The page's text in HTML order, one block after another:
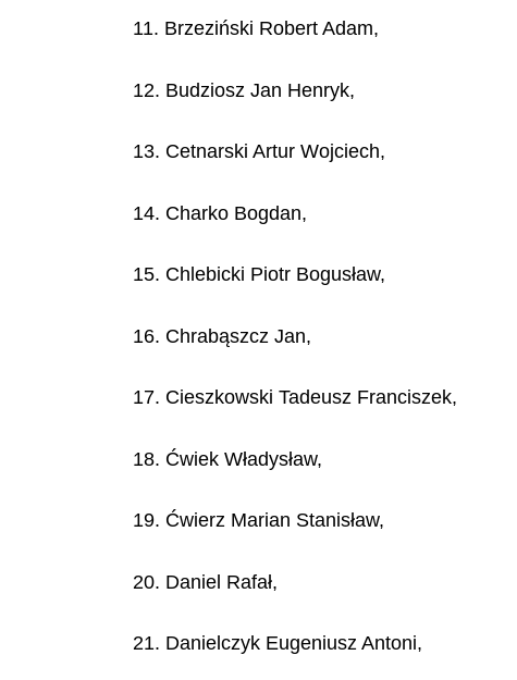
11. Brzeziński Robert Adam,
12. Budziosz Jan Henryk,
13. Cetnarski Artur Wojciech,
14. Charko Bogdan,
15. Chlebicki Piotr Bogusław,
16. Chrabąszcz Jan,
17. Cieszkowski Tadeusz Franciszek,
18. Ćwiek Władysław,
19. Ćwierz Marian Stanisław,
20. Daniel Rafał,
21. Danielczyk Eugeniusz Antoni,